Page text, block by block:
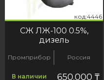
код:4446
СЖ ЛЖ-100 0.5%,
дизель
Промприбор Россия
В наличии 650.000₸
код:4978